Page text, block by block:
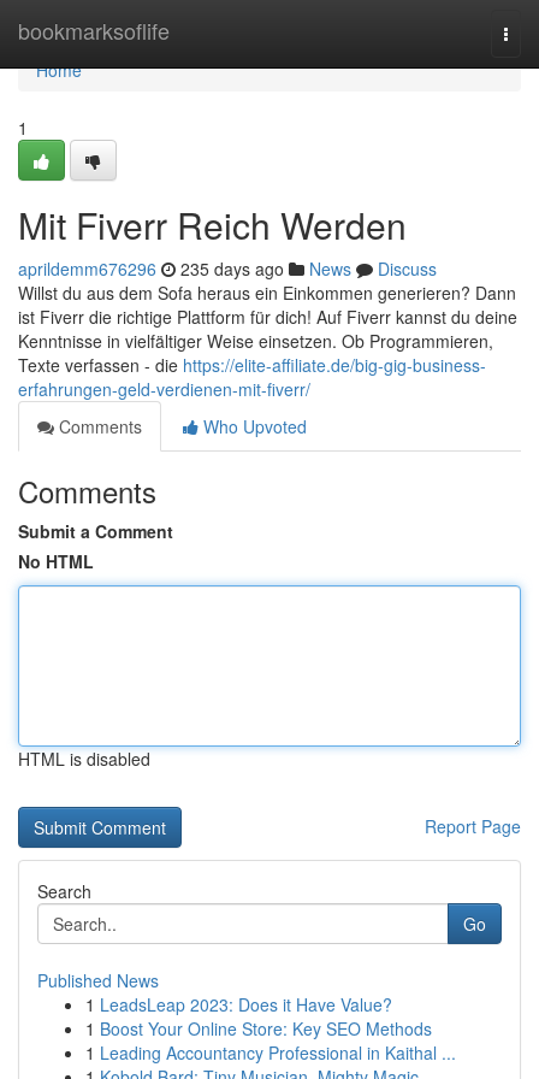
bookmarksoflife
Home
Home
1
Mit Fiverr Reich Werden
aprildemm676296 235 days ago News
Discuss
Willst du aus dem Sofa heraus ein Einkommen generieren? Dann
ist Fiverr die richtige Plattform für dich! Auf Fiverr kannst du deine
Kenntnisse in vielfältiger Weise einsetzen. Ob Programmieren,
Texte verfassen - die https://elite-affiliate.de/big-gig-business-
erfahrungen-geld-verdienen-mit-fiverr/
Comments
Who Upvoted
Comments
Submit a Comment
No HTML
HTML is disabled
Report Page
Search
Go
Published News
1 LeadsLeap 2023: Does it Have Value?
1 Boost Your Online Store: Key SEO Methods
1 Leading Accountancy Professional in Kaithal ...